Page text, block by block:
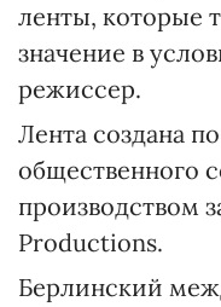
ленты, которые
значение в
режиссер.
Лента создана
общественного
производством
Productions.
Берлинский